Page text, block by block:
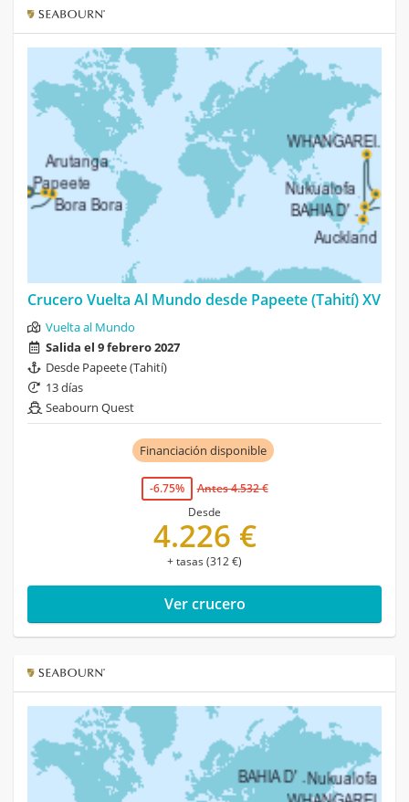
Crucero Vuelta Al Mundo desde Papeete (Tahití) XV
Vuelta al Mundo
Salida el 9 febrero 2027
Desde Papeete (Tahití)
13 días
Seabourn Quest
Financiación disponible
-6.75%
Antes 4.532 €
Desde
4.226 €
+ tasas (312 €)
Ver crucero